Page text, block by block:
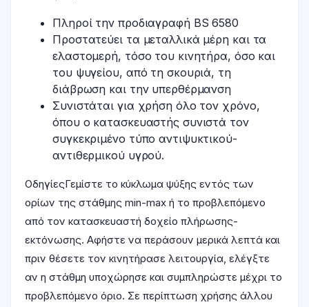
Πληροί την προδιαγραφή BS 6580
Προστατεύει τα μεταλλικά μέρη και τα
ελαστομερή, τόσο του κινητήρα, όσο και
του ψυγείου, από τη σκουριά, τη
διάβρωση και την υπερθέρμανση
Συνιστάται για χρήση όλο τον χρόνο,
όπου ο κατασκευαστής συνιστά τον
συγκεκριμένο τύπο αντιψυκτικού-
αντιθερμικού υγρού.
ΟδηγίεςΓεμίστε το κύκλωμα ψύξης εντός των
ορίων της στάθμης min-max ή το προβλεπόμενο
από τον κατασκευαστή δοχείο πλήρωσης-
εκτόνωσης. Αφήστε να περάσουν μερικά λεπτά και
πριν θέσετε τον κινητήρασε λειτουργία, ελέγξτε
αν η στάθμη υποχώρησε και συμπληρώστε μέχρι το
προβλεπόμενο όριο. Σε περίπτωση χρήσης άλλου